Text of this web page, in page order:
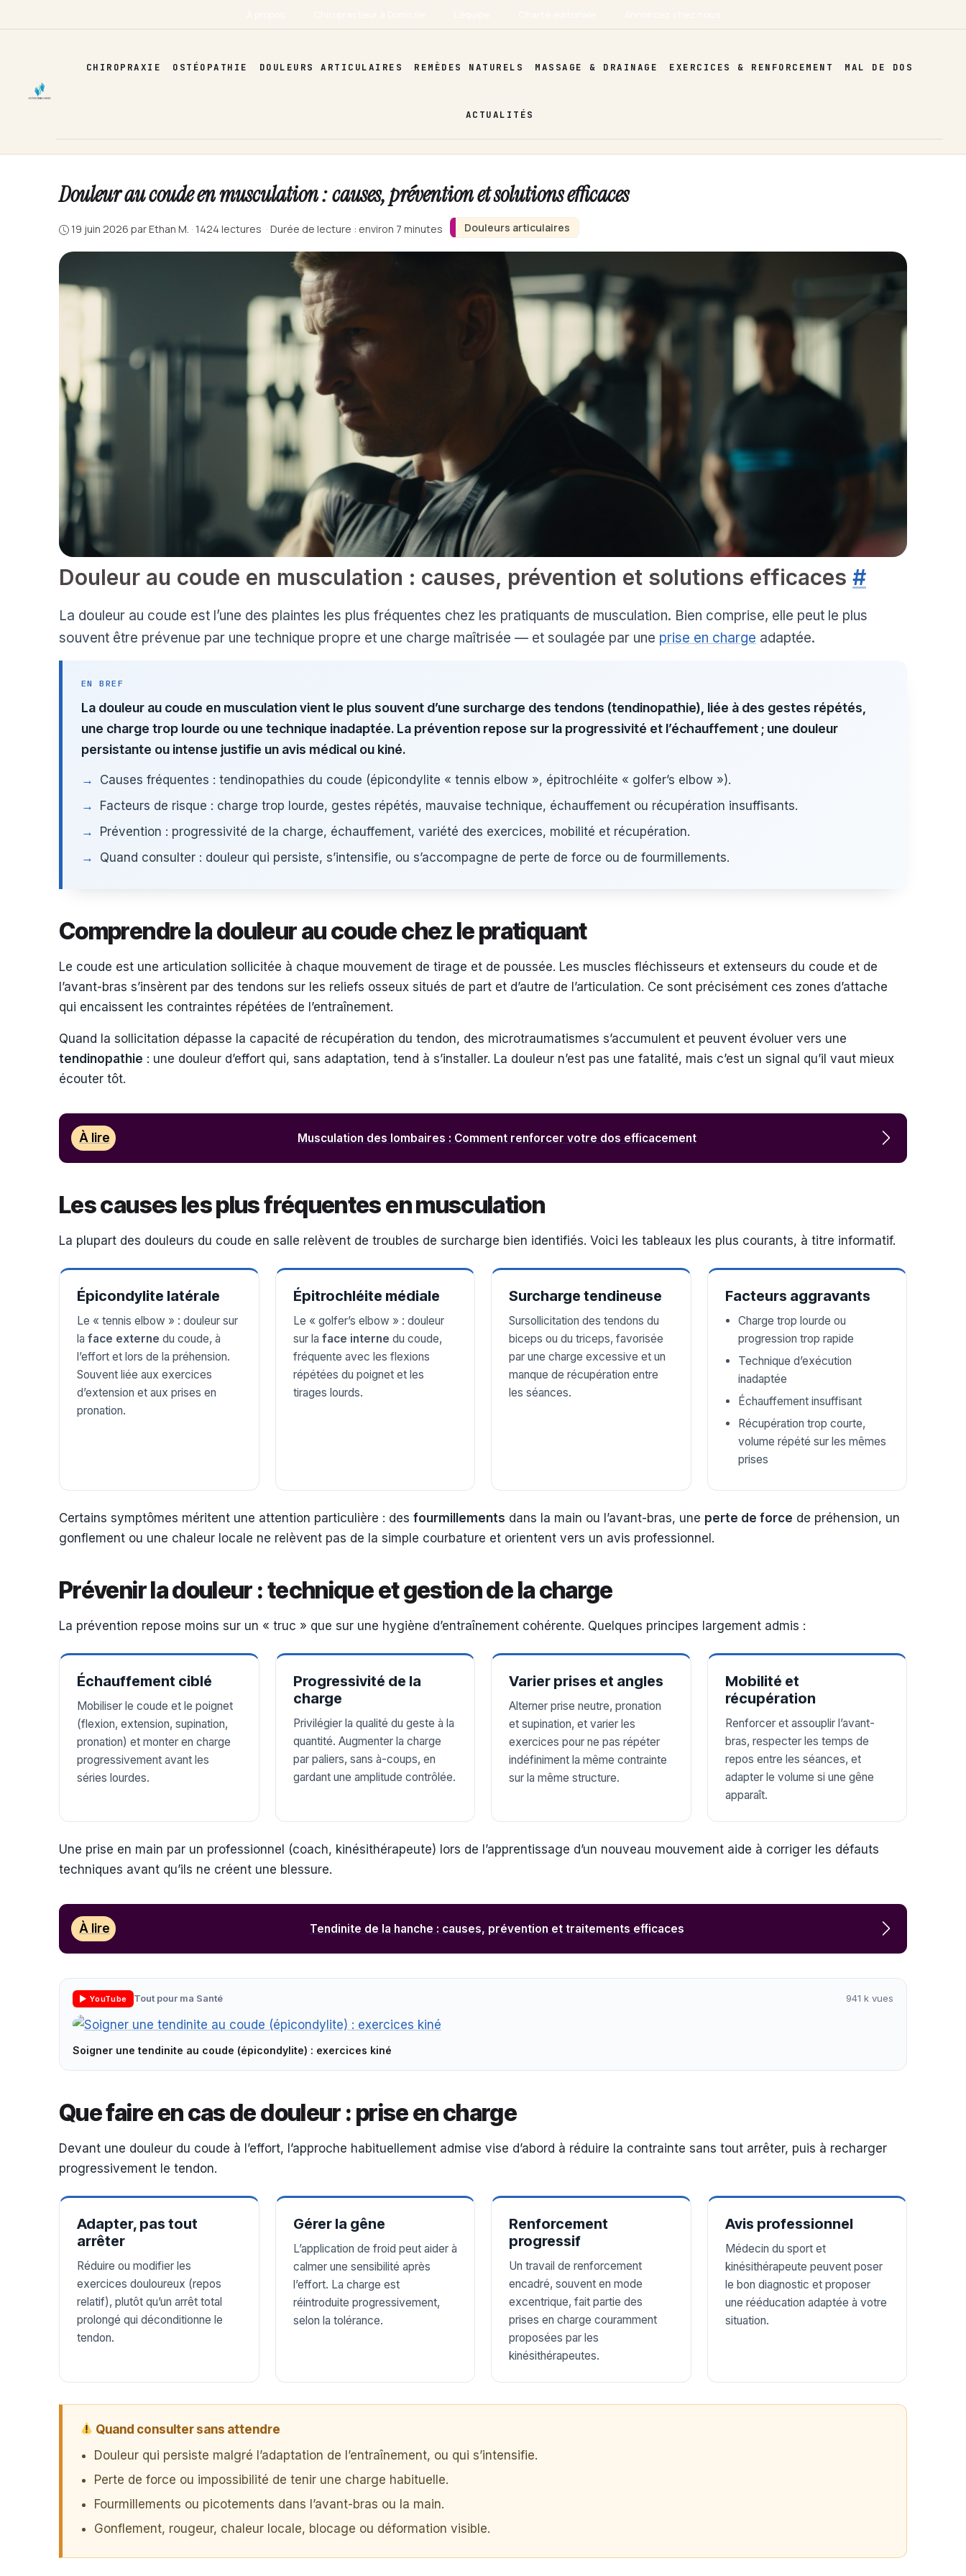
au
CHIROPRAXIE OSTÉOPATHIE DOULEURS ARTICULAIRES REMÈDES NATURELS MASSAGE & DRAINAGE EXERCICES & RENFORCEMENT MAL DE DOS
ACTUALITÉS
Douleurs articulaires
Douleur au coude en musculation : causes, prévention et solutions efficaces
19 juin 2026 parEthan M. · 1424 lectures · Durée de lecture : environ 7 minutes
Douleur au coude en musculation : causes, prévention et solutions efficaces #
La douleur au coude est l’une des plaintes les plus fréquentes chez les pratiquants de musculation. Bien comprise, elle peut le plus
souvent être prévenue par une technique propre et une charge maîtrisée — et soulagée par une prise en charge adaptée.
EN BREF
La douleur au coude en musculation vient le plus souvent d’une surcharge des tendons (tendinopathie), liée à des gestes répétés,
une charge trop lourde ou une technique inadaptée. La prévention repose sur la progressivité et l’échauffement ; une douleur
persistante ou intense justifie un avis médical ou kiné.
Causes fréquentes : tendinopathies du coude (épicondylite « tennis elbow », épitrochléite « golfer’s elbow »).
Facteurs de risque : charge trop lourde, gestes répétés, mauvaise technique, échauffement ou récupération insuffisants.
Prévention : progressivité de la charge, échauffement, variété des exercices, mobilité et récupération.
Quand consulter : douleur qui persiste, s’intensifie, ou s’accompagne de perte de force ou de fourmillements.
Comprendre la douleur au coude chez le pratiquant
Le coude est une articulation sollicitée à chaque mouvement de tirage et de poussée. Les muscles fléchisseurs et extenseurs du coude et de
l’avant-bras s’insèrent par des tendons sur les reliefs osseux situés de part et d’autre de l’articulation. Ce sont précisément ces zones d’attache
qui encaissent les contraintes répétées de l’entraînement.
Quand la sollicitation dépasse la capacité de récupération du tendon, des microtraumatismes s’accumulent et peuvent évoluer vers une
tendinopathie : une douleur d’effort qui, sans adaptation, tend à s’installer. La douleur n’est pas une fatalité, mais c’est un signal qu’il vaut mieux
écouter tôt.
À lire Musculation des lombaires : Comment renforcer votre dos efficacement
Les causes les plus fréquentes en musculation
La plupart des douleurs du coude en salle relèvent de troubles de surcharge bien identifiés. Voici les tableaux les plus courants, à titre informatif.
Épicondylite latérale
Le « tennis elbow » : douleur sur
la face externe du coude, à
l’effort et lors de la préhension.
Souvent liée aux exercices
d’extension et aux prises en
pronation.
Épitrochléite médiale
Le « golfer’s elbow » : douleur
sur la face interne du coude,
fréquente avec les flexions
répétées du poignet et les
tirages lourds.
Surcharge tendineuse
Sursollicitation des tendons du
biceps ou du triceps, favorisée
par une charge excessive et un
manque de récupération entre
les séances.
Facteurs aggravants
Charge trop lourde ou
progression trop rapide
Technique d’exécution
inadaptée
Échauffement insuffisant
Récupération trop courte,
volume répété sur les mêmes
prises
Certains symptômes méritent une attention particulière : des fourmillements dans la main ou l’avant-bras, une perte de force de préhension, un
gonflement ou une chaleur locale ne relèvent pas de la simple courbature et orientent vers un avis professionnel.
Prévenir la douleur : technique et gestion de la charge
La prévention repose moins sur un « truc » que sur une hygiène d’entraînement cohérente. Quelques principes largement admis :
Échauffement ciblé
Mobiliser le coude et le poignet
(flexion, extension, supination,
pronation) et monter en charge
progressivement avant les
séries lourdes.
Progressivité de la
charge
Privilégier la qualité du geste à la
quantité. Augmenter la charge
par paliers, sans à-coups, en
gardant une amplitude contrôlée.
Varier prises et angles
Alterner prise neutre, pronation
et supination, et varier les
exercices pour ne pas répéter
indéfiniment la même contrainte
sur la même structure.
Mobilité et
récupération
Renforcer et assouplir l’avant-
bras, respecter les temps de
repos entre les séances, et
adapter le volume si une gêne
apparaît.
Une prise en main par un professionnel (coach, kinésithérapeute) lors de l’apprentissage d’un nouveau mouvement aide à corriger les défauts
techniques avant qu’ils ne créent une blessure.
À lire Tendinite de la hanche : causes, prévention et traitements efficaces
▶ YouTube Tout pour ma Santé 941 k vues
▶
Soigner une tendinite au coude (épicondylite) : exercices kiné
Que faire en cas de douleur : prise en charge
Devant une douleur du coude à l’effort, l’approche habituellement admise vise d’abord à réduire la contrainte sans tout arrêter, puis à recharger
progressivement le tendon.
Adapter, pas tout
arrêter
Réduire ou modifier les
exercices douloureux (repos
relatif), plutôt qu’un arrêt total
prolongé qui déconditionne le
tendon.
Gérer la gêne
L’application de froid peut aider à
calmer une sensibilité après
l’effort. La charge est
réintroduite progressivement,
selon la tolérance.
Renforcement
progressif
Un travail de renforcement
encadré, souvent en mode
excentrique, fait partie des
prises en charge couramment
proposées par les
kinésithérapeutes.
Avis professionnel
Médecin du sport et
kinésithérapeute peuvent poser
le bon diagnostic et proposer
une rééducation adaptée à votre
situation.
Quand consulter sans attendre
Douleur qui persiste malgré l’adaptation de l’entraînement, ou qui s’intensifie.
Perte de force ou impossibilité de tenir une charge habituelle.
Fourmillements ou picotements dans l’avant-bras ou la main.
Gonflement, rougeur, chaleur locale, blocage ou déformation visible.